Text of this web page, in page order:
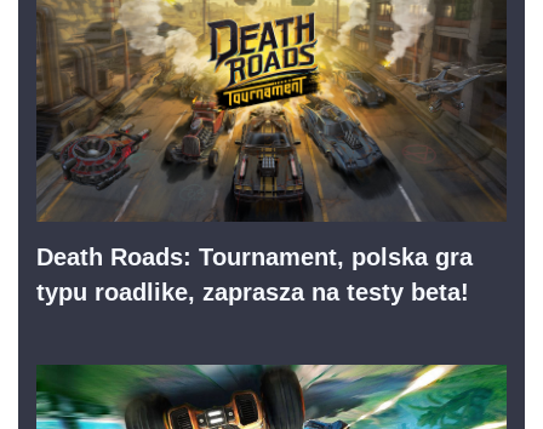
Death Roads: Tournament, polska gra
typu roadlike, zaprasza na testy beta!